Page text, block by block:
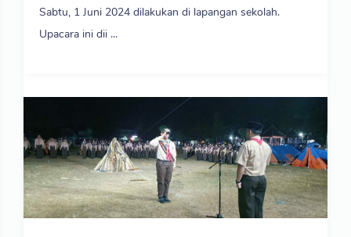
Sabtu, 1 Juni 2024 dilakukan di lapangan sekolah.
Upacara ini dii ...